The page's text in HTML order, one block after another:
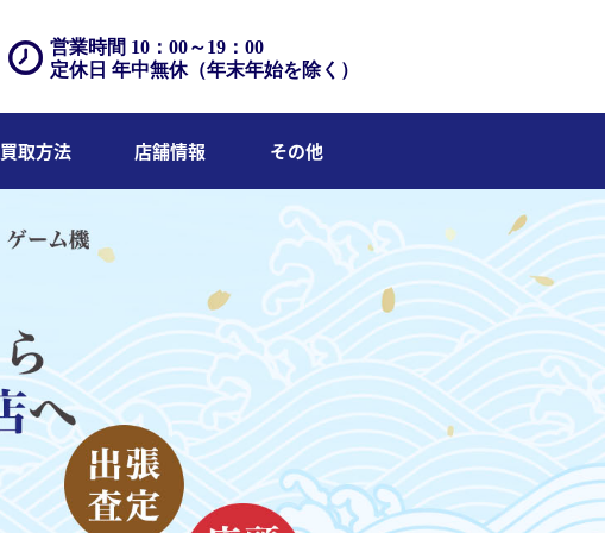
営業時間 10：00～19：00
定休日 年中無休（年末年始を除く）
買取方法 店舗情報 その他